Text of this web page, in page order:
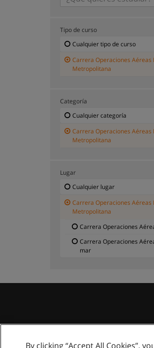
Tipo de curso
Cualquier tipo de curso
Carrera Operaciones Aéreas
Metropolitana
Categoría
Cualquier categoría
Carrera Operaciones Aéreas
Metropolitana
Lugar
Cualquier lugar
Carrera Operaciones Aéreas
Metropolitana
Carrera Operaciones
Carrera Operaciones
mar
By clicking “Accept All Cookies”,